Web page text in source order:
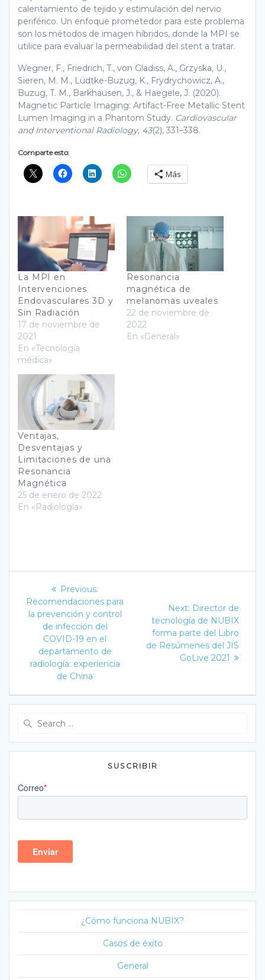
calentamiento de tejido y estimulación del nervio
periférico. Un enfoque prometedor para este problema
son los métodos de imagen híbridos, donde la MPI se
utilice para evaluar la permeabilidad del stent a tratar.
Wegner, F., Friedrich, T., von Gladiss, A., Grzyska, U.,
Sieren, M. M., Lüdtke-Buzug, K., Frydrychowicz, A.,
Buzug, T. M., Barkhausen, J., & Haegele, J. (2020).
Magnetic Particle Imaging: Artifact-Free Metallic Stent
Lumen Imaging in a Phantom Study. Cardiovascular
and Interventional Radiology, 43(2), 331–338.
Comparte esto:
Más
La MPI en
Intervenciones
Endovasculares 3D y
Sin Radiación
17 de noviembre de
2021
En «Tecnología
médica»
Resonancia
magnética de
melanomas uveales
22 de noviembre de
2022
En «General»
Ventajas,
Desventajas y
Limitaciones de una
Resonancia
Magnética
25 de enero de 2022
En «Radiología»
Navegación
de
entradas
Previous:
post:
Recomendaciones para
la prevención y control
de infección del
COVID-19 en el
departamento de
radiología: experiencia
de China
Next: Next
post:
Director de
tecnología de NUBIX
forma parte del Libro
de Resúmenes del JIS
GoLive 2021
SUSCRIBIR
¿Cómo funciona NUBIX?
Casos de éxito
General